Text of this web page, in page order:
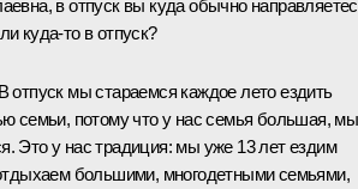
в отпуск вы куда обычно
куда-то в отпуск?
В отпуск мы стараемся каждое лето ездить
семьи, потому что у нас семья большая, мы
Это у нас традиция: мы уже 13 лет ездим
большими, многодетными семьями,